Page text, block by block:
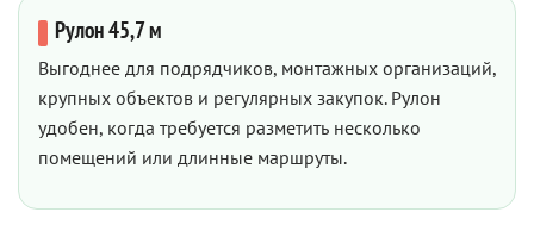
Рулон 45,7 м
Выгоднее для подрядчиков, монтажных организаций,
крупных объектов и регулярных закупок. Рулон
удобен, когда требуется разметить несколько
помещений или длинные маршруты.